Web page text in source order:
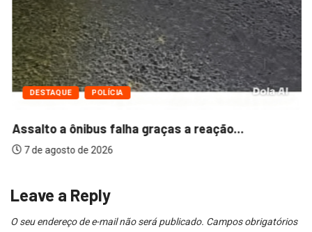
DESTAQUE POLÍCIA
Assalto a ônibus falha graças a reação...
7 de agosto de 2026
Leave a Reply
O seu endereço de e-mail não será publicado. Campos obrigatórios